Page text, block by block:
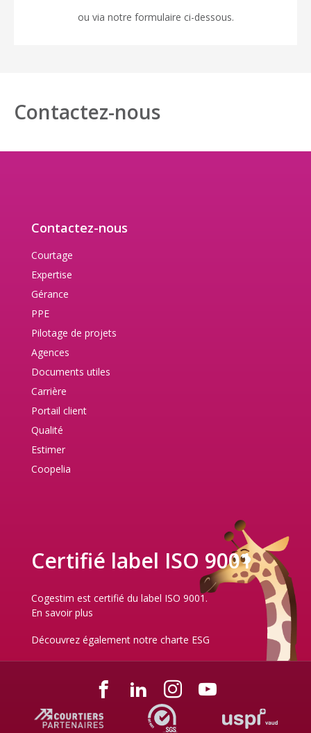
ou via notre formulaire ci-dessous.
Contactez-nous
Contactez-nous
Courtage
Expertise
Gérance
PPE
Pilotage de projets
Agences
Documents utiles
Carrière
Portail client
Qualité
Estimer
Coopelia
Certifié label ISO 9001
Cogestim est certifié du label ISO 9001.
En savoir plus
Découvrez également notre charte ESG